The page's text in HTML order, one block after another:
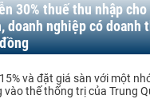
30% thuế thu nhập cho
doanh nghiệp có doanh
và đặt giá sàn với một
vào thế thống trị của Trung